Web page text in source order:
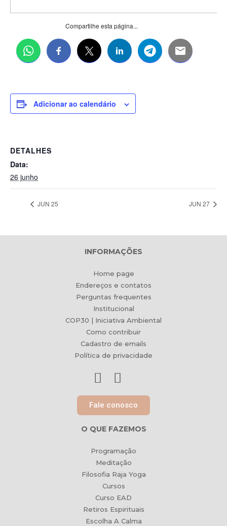
Compartilhe esta página...
Adicionar ao calendário
DETALHES
Data:
26 junho
JUN 25 JUN 27
INFORMAÇÕES
Home page
Endereços e contatos
Perguntas frequentes
Institucional
COP30 | Iniciativa Ambiental
Como contribuir
Cadastro de emails
Política de privacidade
Fale conosco
O QUE FAZEMOS
Programação
Meditação
Filosofia Raja Yoga
Cursos
Curso EAD
Retiros Espirituais
Escolha A Calma